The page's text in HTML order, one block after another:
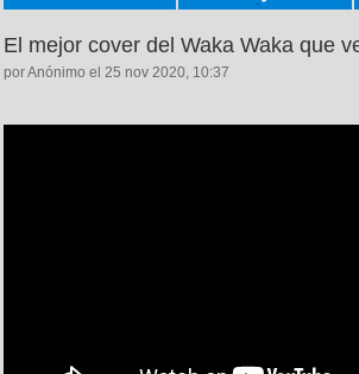
El mejor cover del Waka Waka que
por Anónimo el 25 nov 2020, 10:37